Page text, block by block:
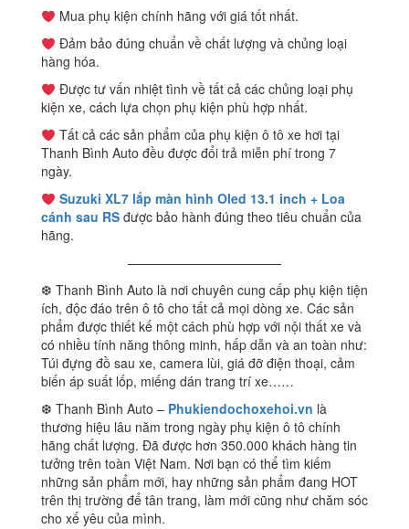
Mua phụ kiện chính hãng với giá tốt nhất.
Đảm bảo đúng chuẩn về chất lượng và chủng loại
hàng hóa.
Được tư vấn nhiệt tình về tất cả các chủng loại phụ
kiện xe, cách lựa chọn phụ kiện phù hợp nhất.
Tất cả các sản phẩm của phụ kiện ô tô xe hơi tại
Thanh Bình Auto đều được đổi trả miễn phí trong 7
ngày.
Suzuki XL7 lắp màn hình Oled 13.1 inch + Loa
cánh sau RS được bảo hành đúng theo tiêu chuẩn của
hãng.
————————————
❆ Thanh Bình Auto là nơi chuyên cung cấp phụ kiện tiện
ích, độc đáo trên ô tô cho tất cả mọi dòng xe. Các sản
phẩm được thiết kế một cách phù hợp với nội thất xe và
có nhiều tính năng thông minh, hấp dẫn và an toàn như:
Túi đựng đồ sau xe, camera lùi, giá đỡ điện thoại, cảm
biến áp suất lốp, miếng dán trang trí xe……
❆ Thanh Bình Auto – Phukiendochoxehoi.vn là
thương hiệu lâu năm trong ngày phụ kiện ô tô chính
hãng chất lượng. Đã được hơn 350.000 khách hàng tin
tưởng trên toàn Việt Nam. Nơi bạn có thể tìm kiếm
những sản phẩm mới, hay những sản phẩm đang HOT
trên thị trường để tân trang, làm mới cũng như chăm sóc
cho xế yêu của mình.